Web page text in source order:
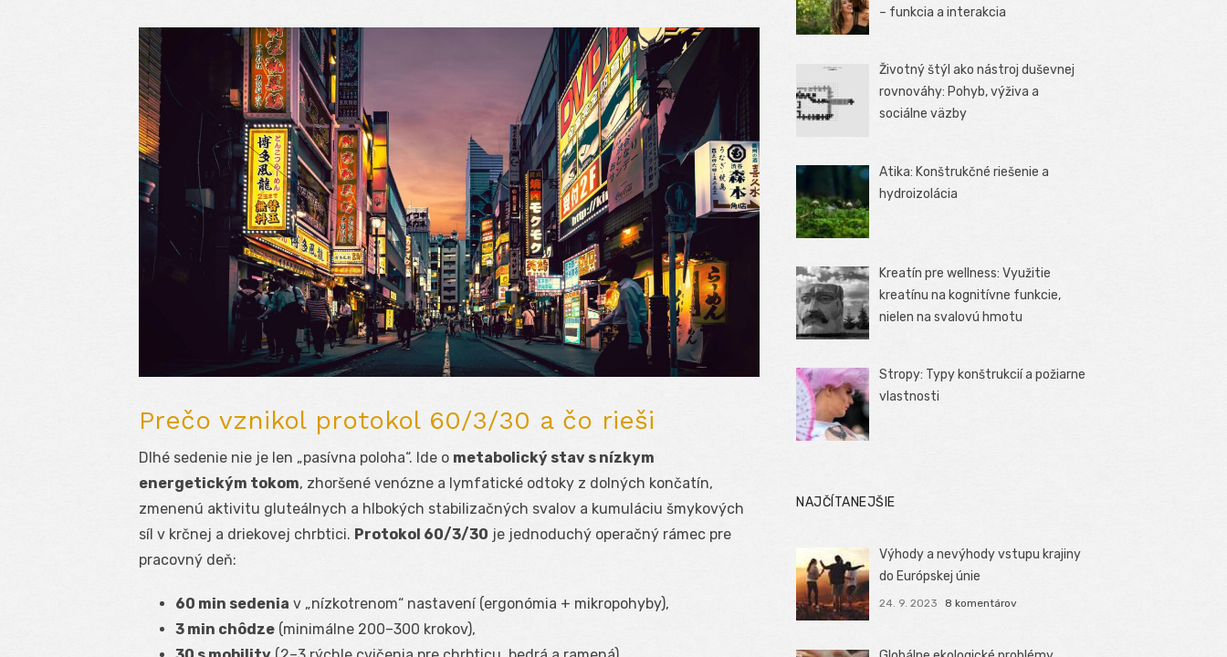
Prečo vznikol protokol 60/3/30 a čo rieši
Dlhé sedenie nie je len „pasívna poloha“. Ide o metabolický stav s nízkym
energetickým tokom, zhoršené venózne a lymfatické odtoky z dolných končatín,
zmenenú aktivitu gluteálnych a hlbokých stabilizačných svalov a kumuláciu šmykových
síl v krčnej a driekovej chrbtici. Protokol 60/3/30 je jednoduchý operačný rámec pre
pracovný deň:
60 min sedenia v „nízkotrenom“ nastavení (ergonómia + mikropohyby),
3 min chôdze (minimálne 200–300 krokov),
– funkcia a interakcia
Životný štýl ako nástroj duševnej
rovnováhy: Pohyb, výživa a
sociálne väzby
Atika: Konštrukčné riešenie a
hydroizolácia
Kreatín pre wellness: Využitie
kreatínu na kognitívne funkcie,
nielen na svalovú hmotu
Stropy: Typy konštrukcií a požiarne
vlastnosti
NAJČÍTANEJŠIE
Výhody a nevýhody vstupu krajiny
do Európskej únie
24. 9. 2023 8 komentárov